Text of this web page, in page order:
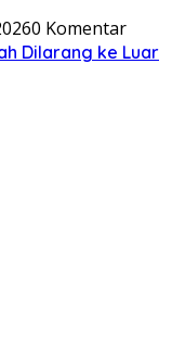
0 Komentar
Dilarang ke Luar